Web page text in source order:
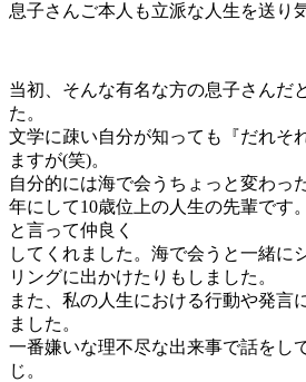
息子さんご本人も立派な人生を送り
当初、そんな有名な方の息子さんだ
た。
文学に疎い自分が知っても『だれそ
ますが(笑)。
自分的には海で会うちょっと変わっ
年にして10歳位上の人生の先輩です
と言って仲良く
してくれました。海で会うと一緒に
リングに出かけたりもしました。
また、私の人生における行動や発言
ました。
一番嫌いな理不尽な出来事で話をし
じ。